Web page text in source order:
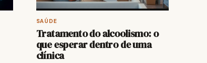
SAÚDE
Tratamento do alcoolismo: o
que esperar dentro de uma
clínica